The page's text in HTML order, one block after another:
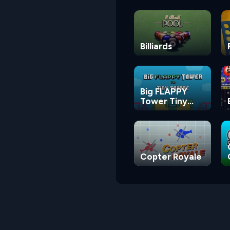
Billiards
Big FLAPPY
Tower Tiny
Square
Copter Royale